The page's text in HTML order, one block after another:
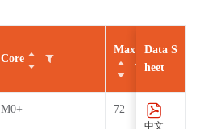
Core
Max CLK（MHz
M0+ 72
Data S
heet
中文